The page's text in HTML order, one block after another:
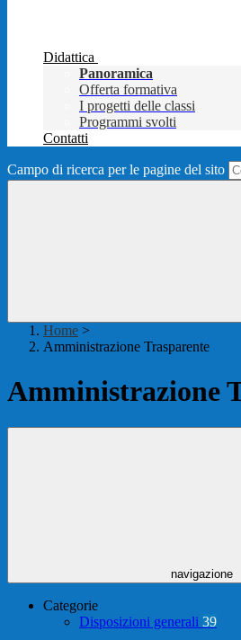
Didattica
Panoramica
Offerta formativa
I progetti delle classi
Programmi svolti
Contatti
Campo di ricerca per le pagine del sito
Home >
Amministrazione Trasparente
Amministrazione
navigazione
Categorie
Disposizioni generali 39